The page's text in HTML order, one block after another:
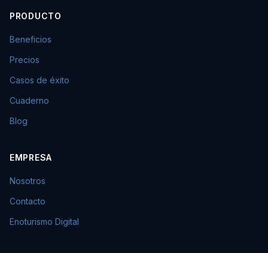
PRODUCTO
Beneficios
Precios
Casos de éxito
Cuaderno
Blog
EMPRESA
Nosotros
Contacto
Enoturismo Digital